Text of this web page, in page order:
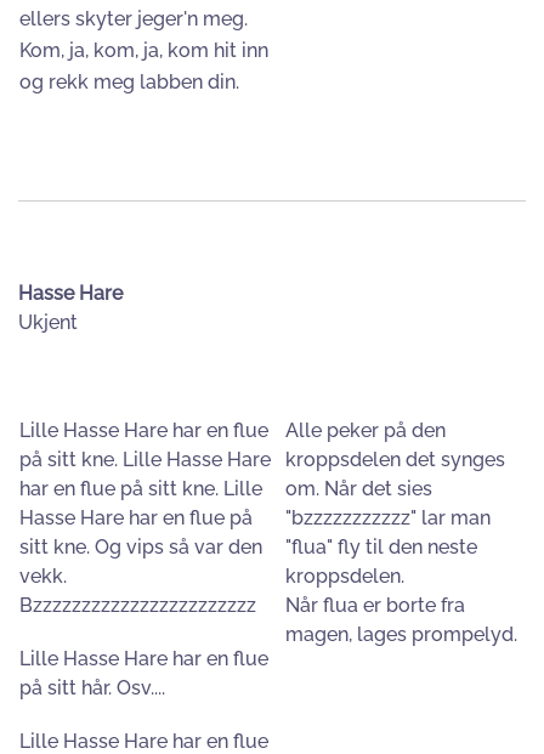
ellers skyter jeger'n meg.
Kom, ja, kom, ja, kom hit inn
og rekk meg labben din.
Hasse Hare
Ukjent
Lille Hasse Hare har en flue
på sitt kne. Lille Hasse Hare
har en flue på sitt kne. Lille
Hasse Hare har en flue på
sitt kne. Og vips så var den
vekk.
Bzzzzzzzzzzzzzzzzzzzzzzz
Lille Hasse Hare har en flue
på sitt hår. Osv....
Lille Hasse Hare har en flue
Alle peker på den
kroppsdelen det synges
om. Når det sies
"bzzzzzzzzzzz" lar man
"flua" fly til den neste
kroppsdelen.
Når flua er borte fra
magen, lages prompelyd.